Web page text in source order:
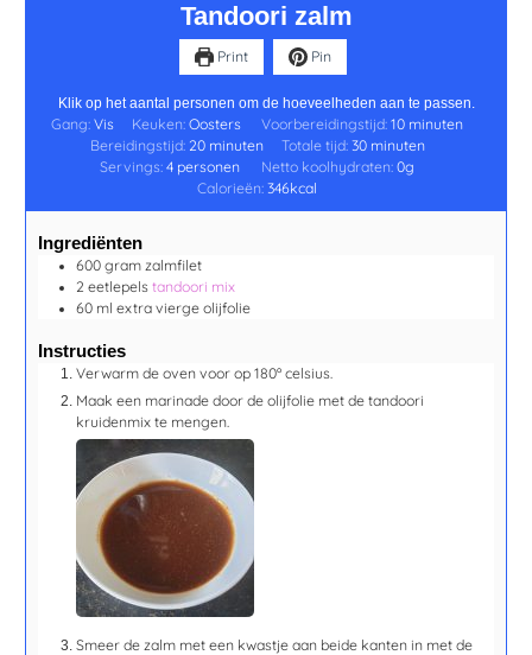
Tandoori zalm
Print Pin
Klik op het aantal personen om de hoeveelheden aan te passen.
Gang: Vis Keuken: Oosters Voorbereidingstijd:10 minuten
Bereidingstijd: 20 minuten Totale tijd: 30 minuten
Servings:4 personen Netto koolhydraten: 0g
Calorieën:346kcal
Ingrediënten
600 gram zalmfilet
2 eetlepels tandoori mix
60 ml extra vierge olijfolie
Instructies
Verwarm de oven voor op 180º celsius.
Maak een marinade door de olijfolie met de tandoori
kruidenmix te mengen.
Smeer de zalm met een kwastje aan beide kanten in met de